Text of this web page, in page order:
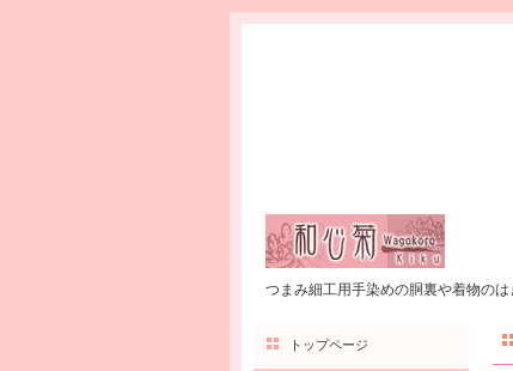
つまみ細工用手染めの胴裏や着物の
トップページ